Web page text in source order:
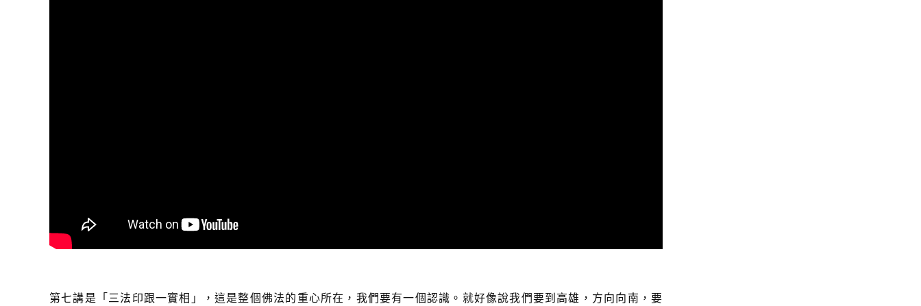
第七講是「三法印跟一實相」，這是整個佛法的重心所在，我們要有一個認識。就好像說我們要到高雄，方向向南，要